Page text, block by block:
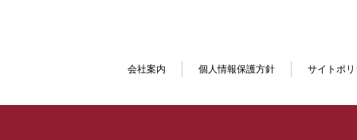
会社案内 個人情報保護方針 サイトポ